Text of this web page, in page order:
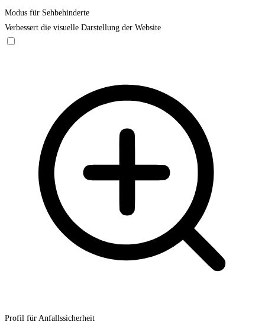
Modus für Sehbehinderte
Verbessert die visuelle Darstellung der Website
Profil für Anfallssicherheit